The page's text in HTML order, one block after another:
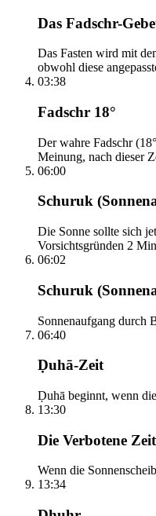
Das Fadschr-
Das Fasten wird mit
obwohl diese
03:38
Fadschr 18°
Der wahre Fadschr
Meinung, nach dieser
06:00
Schuruk
Die Sonne sollte sich
Vorsichtsgründen 2
06:02
Schuruk
Sonnenaufgang durch
06:40
Ḍuhā-Zeit
Ḍuhā beginnt, wenn
13:30
Die Verbotene
Wenn die
13:34